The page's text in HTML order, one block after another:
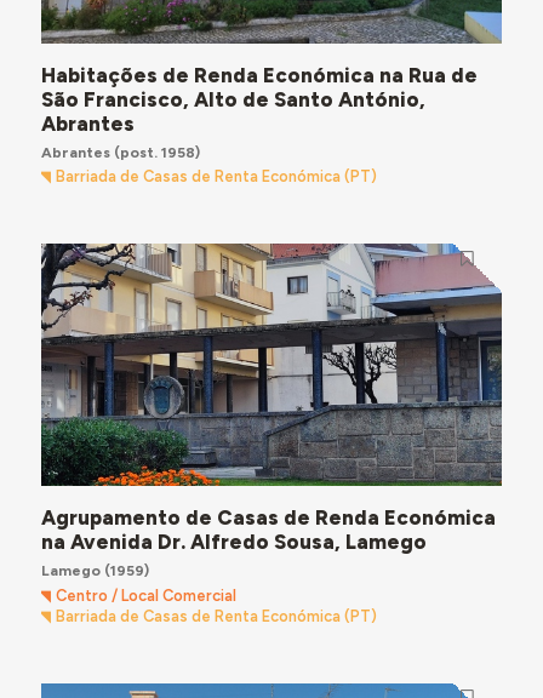
Habitações de Renda Económica na Rua de
São Francisco, Alto de Santo António,
Abrantes
Abrantes(post. 1958)
Barriada de Casas de Renta Económica (PT)
Agrupamento de Casas de Renda Económica
na Avenida Dr. Alfredo Sousa, Lamego
Lamego(1959)
Centro / Local Comercial
Barriada de Casas de Renta Económica (PT)